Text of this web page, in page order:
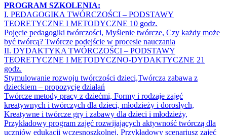
PROGRAM SZKOLENIA:
I. PEDAGOGIKA TWÓRCZOŚCI – PODSTAWY
TEORETYCZNE I METODYCZNE 10 godz.
Pojęcie pedagogiki twórczości, Myślenie twórcze, Czy każdy może
być twórcą? Twórcze podejście w procesie nauczania
II. DYDAKTYKA TWÓRCZOŚCI – PODSTAWY
TEORETYCZNE I METODYCZNO-DYDAKTYCZNE 21
godz.
Stymulowanie rozwoju twórczości dzieci,Twórcza zabawa z
dzieckiem – propozycje działań
Twórcze metody pracy z dziećmi, Formy i rodzaje zajęć
kreatywnych i twórczych dla dzieci, młodzieży i dorosłych,
Kreatywne i twórcze gry i zabawy dla dzieci i młodzieży,
Przykładowy program zajęć rozwijających aktywność twórczą dla
uczniów edukacji wczesnoszkolnej, Przykładowy scenariusz zajęć